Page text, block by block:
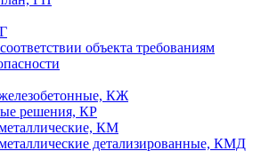
объекта требованиям
КЖ
решения, КР
КМ
детализированные, КМД